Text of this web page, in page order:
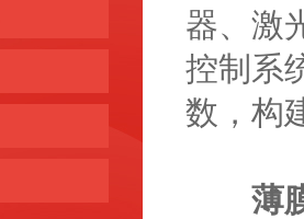
器、激
控制系
数，构
薄